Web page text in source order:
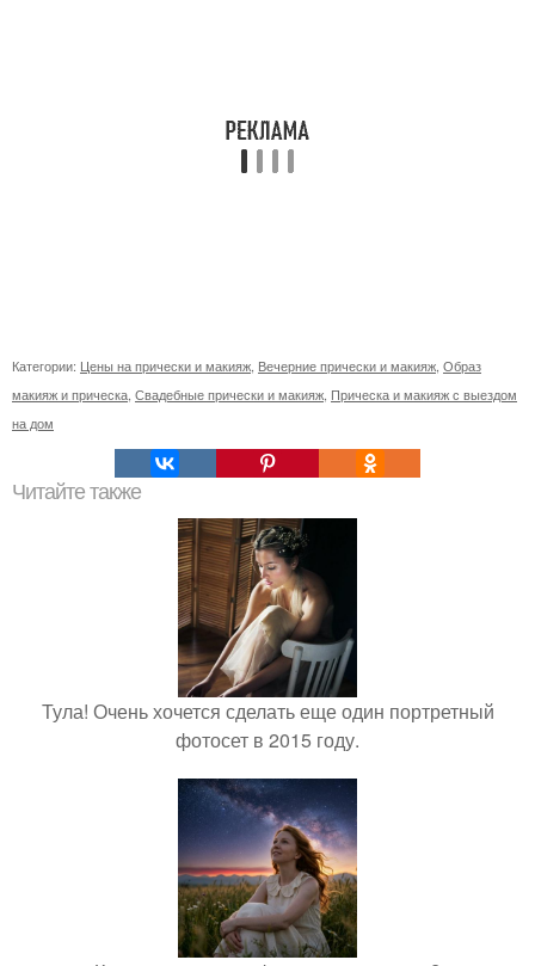
Категории: Цены на прически и макияж Вечерние прически и макияж Образ
макияж и прическа Свадебные прически и макияж Прическа и макияж с выездом
на дом
Читайте также
Тула! Очень хочется сделать еще один портретный
фотосет в 2015 году.